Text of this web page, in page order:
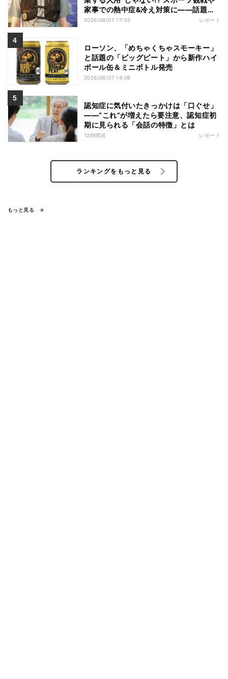
家事での熱中症&冷え対策に――話題の
商品を徹底検証
2026/08/07 17:53 レポート
ローソン、「めちゃくちゃスモーキー」
と話題の「ビッグピート」から新作ハイ
ボール缶＆ミニボトル発売
2026/08/07 14:08
認知症に気付いたきっかけは「口ぐせ」
――“これ”が増えたら要注意、認知症初
期に見られる「会話の特徴」とは
12時間前 レポート
ランキングをもっと見る
もっと見る